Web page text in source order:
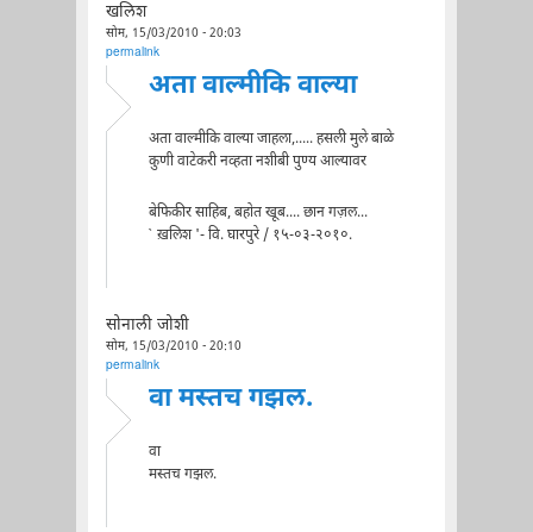
खलिश
सोम, 15/03/2010 - 20:03
permalink
अता वाल्मीकि वाल्या
अता वाल्मीकि वाल्या जाहला,..... हसली मुले बाळे
कुणी वाटेकरी नव्हता नशीबी पुण्य आल्यावर
बेफिकीर साहिब, बहोत खूब.... छान गज़ल...
` ख़लिश '- वि. घारपुरे / १५-०३-२०१०.
सोनाली जोशी
सोम, 15/03/2010 - 20:10
permalink
वा मस्तच गझल.
वा
मस्तच गझल.